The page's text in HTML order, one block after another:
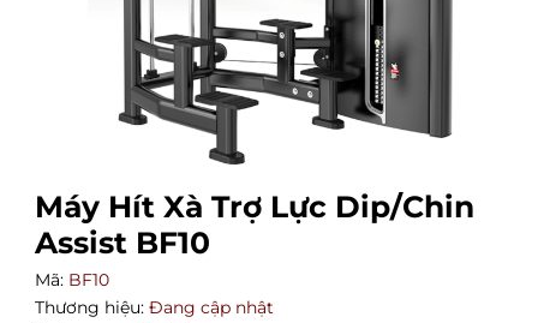
Máy Hít Xà Trợ Lực Dip/Chin
Assist BF10
Mã: BF10
Thương hiệu: Đang cập nhật